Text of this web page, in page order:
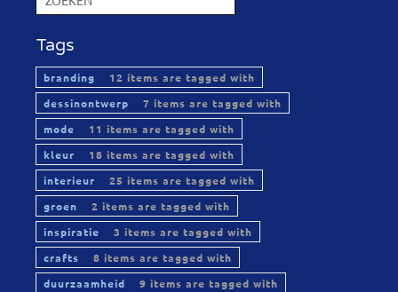
Tags
branding
12 items are tagged with
dessinontwerp
7 items are tagged with
mode
11 items are tagged with
kleur
18 items are tagged with
interieur
25 items are tagged with
groen
2 items are tagged with
inspiratie
3 items are tagged with
crafts
8 items are tagged with
duurzaamheid
9 items are tagged with